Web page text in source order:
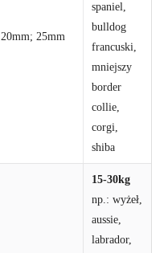
20mm; 25mm
spaniel,
bulldog
francuski,
mniejszy
border
collie,
corgi,
shiba
15-30kg
np.: wyżeł,
aussie,
labrador,